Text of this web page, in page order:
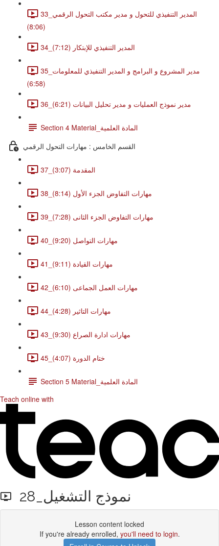
33_المدير التنفيذي للتحول و مدير مكتب التحول الرقمي
(8:06)
34_المدير التنفيذي للإبتكار (7:12)
35_مدير المشروع و البرامج و المدير التنفيذي للمعلومات
(6:58)
36_مدير نموذج العمليات و مدير تحليل البيانات (6:21)
Section 4 Material_المادة العلمية
القسم الخامس : مهارات التحول الرقمي
37_المقدمة (3:07)
38_مهارات التفاوض الجزء الأول (8:14)
39_مهارات التفاوض الجزء الثانى (7:28)
40_مهارات التواصل (9:20)
41_مهارات القيادة (9:11)
42_مهارات العمل الجماعى (6:10)
44_مهارات التاثير (4:28)
43_مهارات ادارة الصراع (9:30)
45_ختام الدورة (4:07)
Section 5 Material_المادة العلمية
Teach online with
28_نموذج التشغيل
Lesson content locked
If you're already enrolled, you'll need to login.